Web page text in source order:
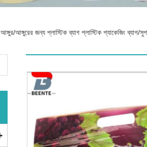
আঙ্গুর/আঙ্গুরের জন্য প্লাস্টিক ব্যাগ প্লাস্টিক প্যাকেজিং ব্যাগ/